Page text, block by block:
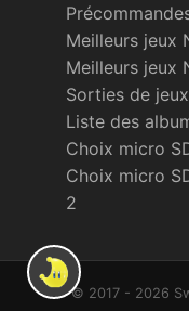
Meilleurs jeux
Meilleurs jeux
Sorties de
Liste des
Choix micro
Choix micro
2
© 2017 - 2026